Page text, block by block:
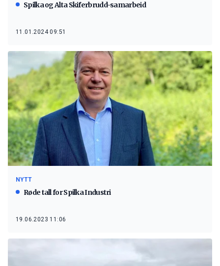
Spilka og Alta Skiferbrudd-samarbeid
11.01.2024 09:51
NYTT
Røde tall for Spilka Industri
19.06.2023 11:06